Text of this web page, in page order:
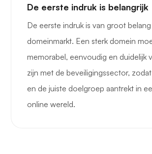
De eerste indruk is belangrijk
De eerste indruk is van groot
domeinmarkt. Een sterk domein
memorabel, eenvoudig en duidelijk
zijn met de beveiligingssector,
en de juiste doelgroep aantrekt in
online wereld.